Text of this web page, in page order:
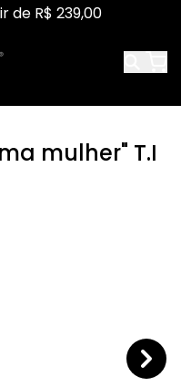
de R$ 239,00
mulher" T.I